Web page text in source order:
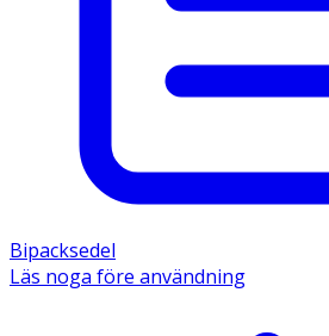
Bipacksedel
Läs noga före användning